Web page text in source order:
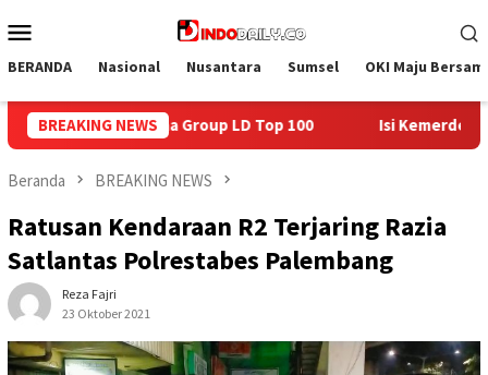
ke
Mobile
BERANDA Nasional Nusantara Sumsel OKI Maju
BREAKING NEWS
Isi Kemerdekaan dengan Kepedulian, Lapas Sekayu
Beranda BREAKING NEWS
Ratusan Kendaraan R2 Terjaring Razia
Satlantas Polrestabes Palembang
Reza Fajri
23 Oktober 2021